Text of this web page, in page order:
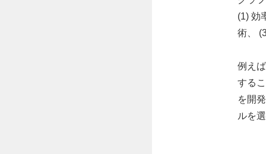
(1) 効
術、
例え
する
を開
ルを